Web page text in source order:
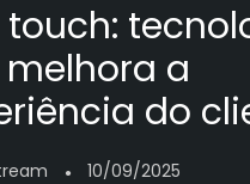
touch:
a
do
● 10/09/2025